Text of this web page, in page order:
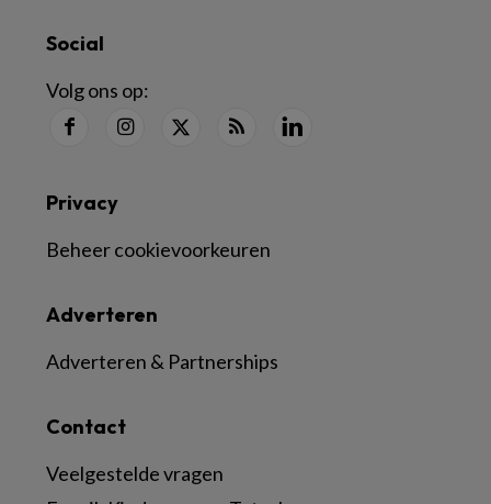
Social
Volg ons op:
Contact
Veelgestelde vragen
Adverteren
Adverteren & Partnerships
Privacy
Beheer cookievoorkeuren